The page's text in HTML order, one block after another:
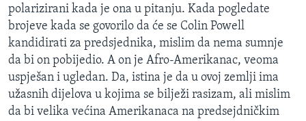
polarizirani kada je ona u pitanju. Kada pogledate
brojeve kada se govorilo da će se Colin Powell
kandidirati za predsjednika, mislim da nema sumnje
da bi on pobijedio. A on je Afro-Amerikanac, veoma
uspješan i ugledan. Da, istina je da u ovoj zemlji ima
užasnih dijelova u kojima se bilježi rasizam, ali mislim
da bi velika većina Amerikanaca na predsejdničkim